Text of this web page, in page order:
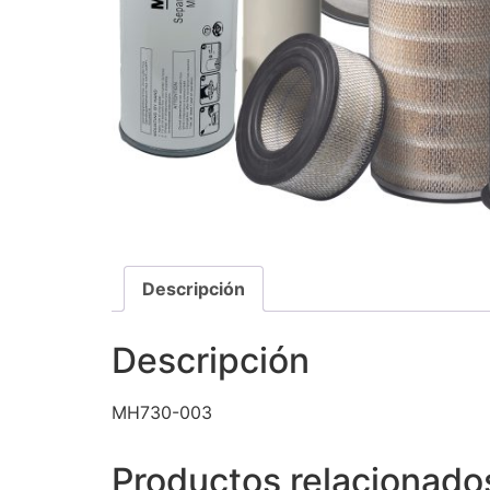
Descripción
Descripción
MH730-003
Productos